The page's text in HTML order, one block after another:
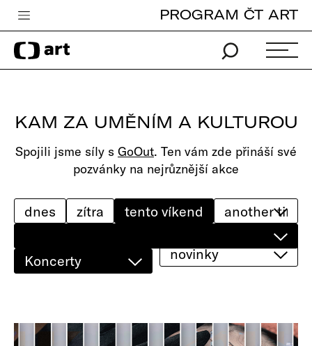
Česká televize
Zpravodajství
iVysílání
TV program
edu
PROGRAM ČT ART
KAM ZA UMĚNÍM A KULTUROU
Spojili jsme síly s GoOut. Ten vám zde přináší své
pozvánky na nejrůznější akce
Koncerty
dnes zítra tento víkend
novinky